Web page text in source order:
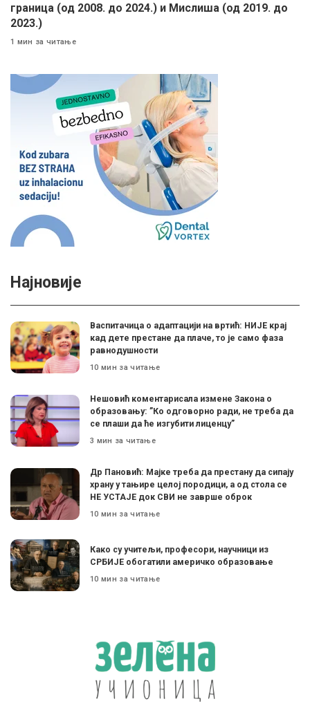
граница (од 2008. до 2024.) и Мислиша (од 2019. до
2023.)
1 мин за читање
Најновије
Васпитачица о адаптацији на вртић: НИЈЕ крај
кад дете престане да плаче, то је само фаза
равнодушности
10 мин за читање
Нешовић коментарисала измене Закона о
образовању: ”Ко одговорно ради, не треба да
се плаши да ће изгубити лиценцу”
3 мин за читање
Др Пановић: Мајке треба да престану да сипају
храну у тањире целој породици, а од стола се
НЕ УСТАЈЕ док СВИ не заврше оброк
10 мин за читање
Како су учитељи, професори, научници из
СРБИЈЕ обогатили америчко образовање
10 мин за читање